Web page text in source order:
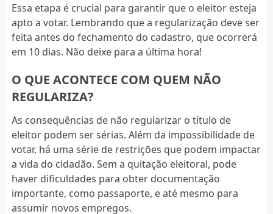
Essa etapa é crucial para garantir que o eleitor esteja
apto a votar. Lembrando que a regularização deve ser
feita antes do fechamento do cadastro, que ocorrerá
em 10 dias. Não deixe para a última hora!
O QUE ACONTECE COM QUEM NÃO
REGULARIZA?
As consequências de não regularizar o título de
eleitor podem ser sérias. Além da impossibilidade de
votar, há uma série de restrições que podem impactar
a vida do cidadão. Sem a quitação eleitoral, pode
haver dificuldades para obter documentação
importante, como passaporte, e até mesmo para
assumir novos empregos.